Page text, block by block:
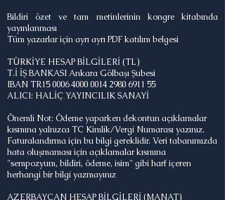
Bildiri özet ve tam metinlerinin kongre kitabında
yayınlanması
Tüm yazarlar için ayrı ayrı PDF katılım belgesi
TÜRKİYE HESAP BİLGİLERİ (TL)
T.İ İŞ BANKASI Ankara Gölbaşı Şubesi
IBAN TR150006 4000 0014 2980 6911 55
ALICI: HALİÇ YAYINCILIK SANAYİ
Önemli Not: Ödeme yaparken dekontun açıklamalar
kısmına yalnızca TC Kimlik/Vergi Numarası yazınız.
Faturalandırma için bu bilgi gereklidir. Veri tabanımızda
hata oluşmaması için açıklamalar kısmına
"sempozyum, bildiri, ödeme, isim" gibi harf içeren
herhangi bir bilgi yazmayınız
AZERBAYCAN HESAP BİLGİLERİ (MANAT)